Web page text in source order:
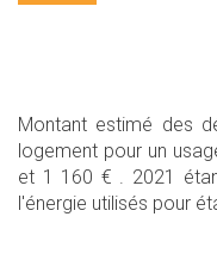
Montant estimé des
logement pour un
et 1 160 € . 2021
l'énergie utilisés pour